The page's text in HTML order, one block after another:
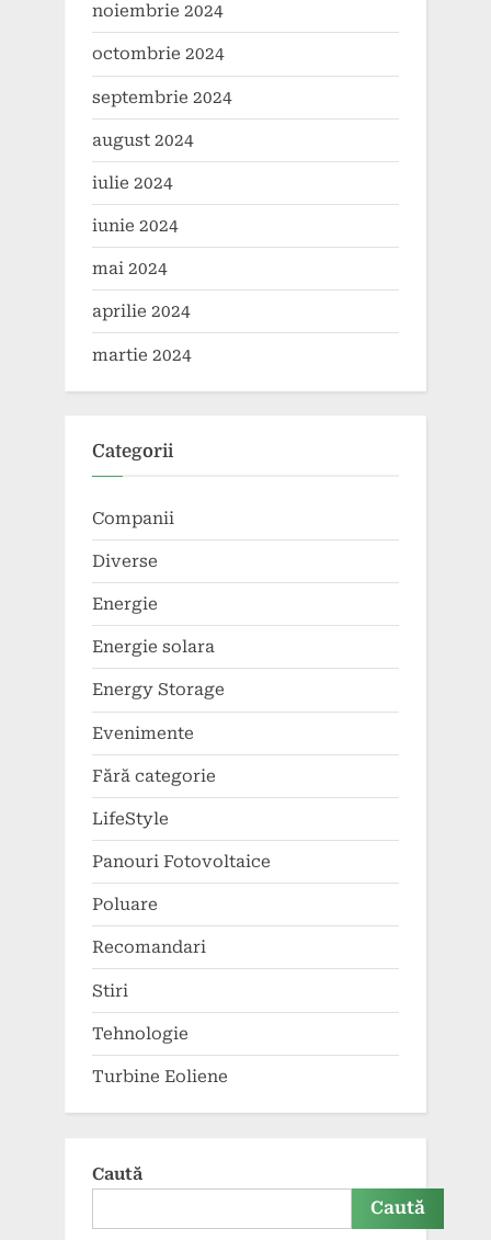
noiembrie 2024
octombrie 2024
septembrie 2024
august 2024
iulie 2024
iunie 2024
mai 2024
aprilie 2024
martie 2024
Categorii
Companii
Diverse
Energie
Energie solara
Energy Storage
Evenimente
Fără categorie
LifeStyle
Panouri Fotovoltaice
Poluare
Recomandari
Stiri
Tehnologie
Turbine Eoliene
Caută
Caută